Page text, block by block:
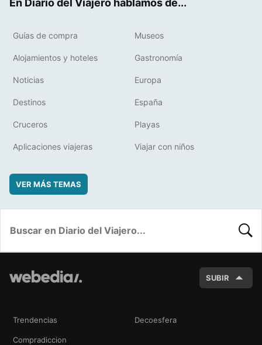
Guías de compra Museos
Alojamientos y hoteles Gastronomía
Noticias Europa
Destinos España
Cruceros Playas
Aplicaciones viajeras Viajar con niños
VER MÁS TEMAS
SUBIR
Trendencias Decoesfera
Compradiccion